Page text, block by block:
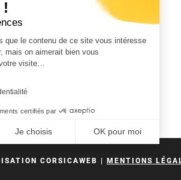
!
que le contenu de ce site vous intéresse
mais on aimerait bien vous
visite…
certifiés par
Je choisis OK pour moi
permet d'adapter et de gérer
A BOIS
CORSICAWEB | MENTIONS